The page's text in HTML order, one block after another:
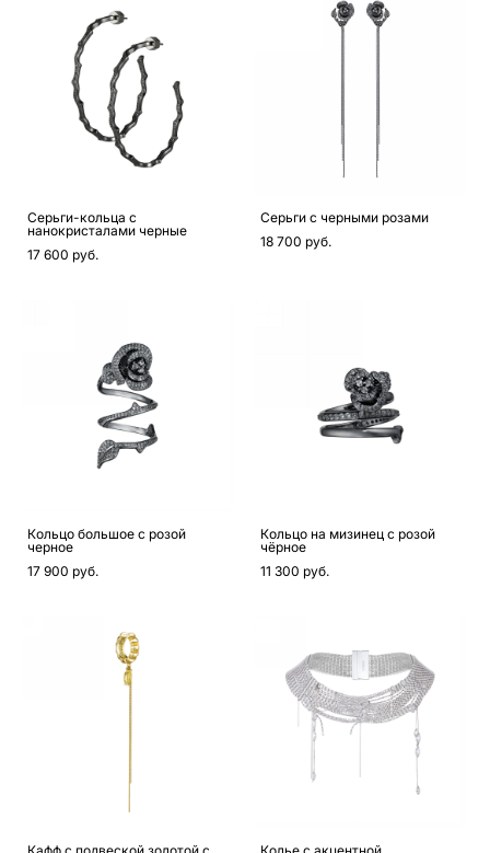
Серьги-кольца с
нанокристалами черные
17 600 pуб.
Серьги с черными розами
18 700 pуб.
Кольцо большое с розой
черное
17 900 pуб.
Кольцо на мизинец с розой
чёрное
11 300 pуб.